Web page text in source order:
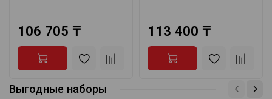
106 705 ₸ 113 400 ₸
Выгодные наборы